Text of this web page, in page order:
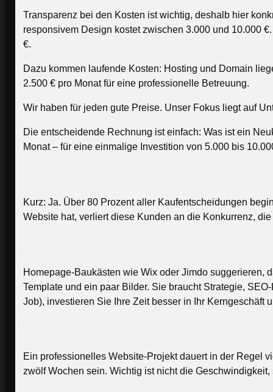
Transparenz bei den Kosten ist wichtig, deshalb hier
responsivem Design kostet zwischen 3.000 und 10.000
€.
Dazu kommen laufende Kosten: Hosting und Domain
2.500 € pro Monat für eine professionelle Betreuung.
Wir haben für jeden gute Preise. Unser Fokus liegt auf
Die entscheidende Rechnung ist einfach: Was ist ein
Monat – für eine einmalige Investition von 5.000 bis
Kurz: Ja. Über 80 Prozent aller Kaufentscheidungen
Website hat, verliert diese Kunden an die Konkurrenz,
Homepage-Baukästen wie Wix oder Jimdo suggerieren,
Template und ein paar Bilder. Sie braucht Strategie,
Job), investieren Sie Ihre Zeit besser in Ihr Kerngeschäft
Ein professionelles Website-Projekt dauert in der Regel
zwölf Wochen sein. Wichtig ist nicht die